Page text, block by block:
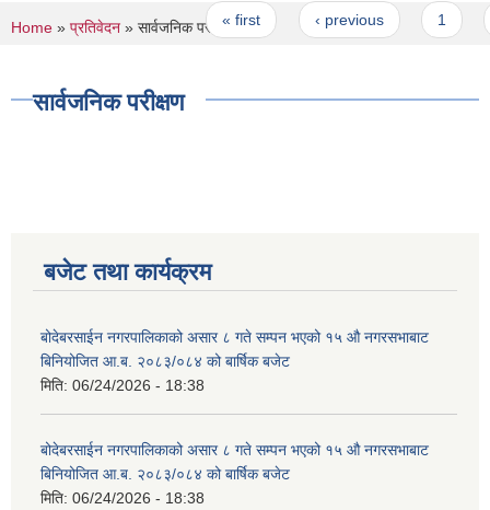
Pages
« first ‹ previous
You are here
Home » प्रतिवेदन » सार्वजनिक परीक्षण
सार्वजनिक परीक्षण
बजेट तथा कार्यक्रम
बोदेबरसाईन नगरपालिकाको असार ८ गते सम्पन भएको १५ ‍‍‍औ नगरसभाबाट
बिनियोजित आ.ब. २०८३/०८४ को बार्षिक बजेट
मिति: 06/24/2026 - 18:38
बोदेबरसाईन नगरपालिकाको असार ८ गते सम्पन भएको १५ ‍‍‍औ नगरसभाबाट
बिनियोजित आ.ब. २०८३/०८४ को बार्षिक बजेट
मिति: 06/24/2026 - 18:38